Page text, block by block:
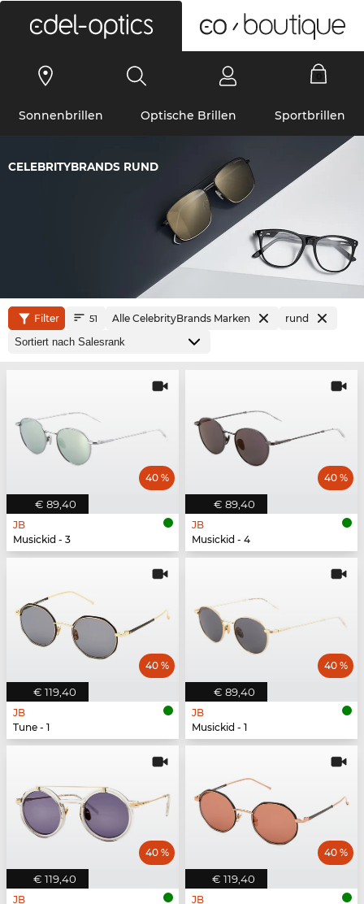
Sonnenbrillen Optische Brillen Sportbrillen
CELEBRITYBRANDS RUND
Filter 51 Alle CelebrityBrands Marken rund
€ 89,40
40 %
JB
Musickid - 3
€ 89,40
40 %
JB
Musickid - 4
€ 119,40
40 %
JB
Tune - 1
€ 89,40
40 %
JB
Musickid - 1
€ 119,40
40 %
JB
€ 119,40
40 %
JB